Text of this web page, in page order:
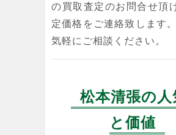
の買取査定のお問合せ頂
定価格をご連絡致します
気軽にご相談ください。
松本清張の人
と価値